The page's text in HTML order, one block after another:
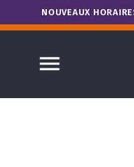
NOUVEAUX
